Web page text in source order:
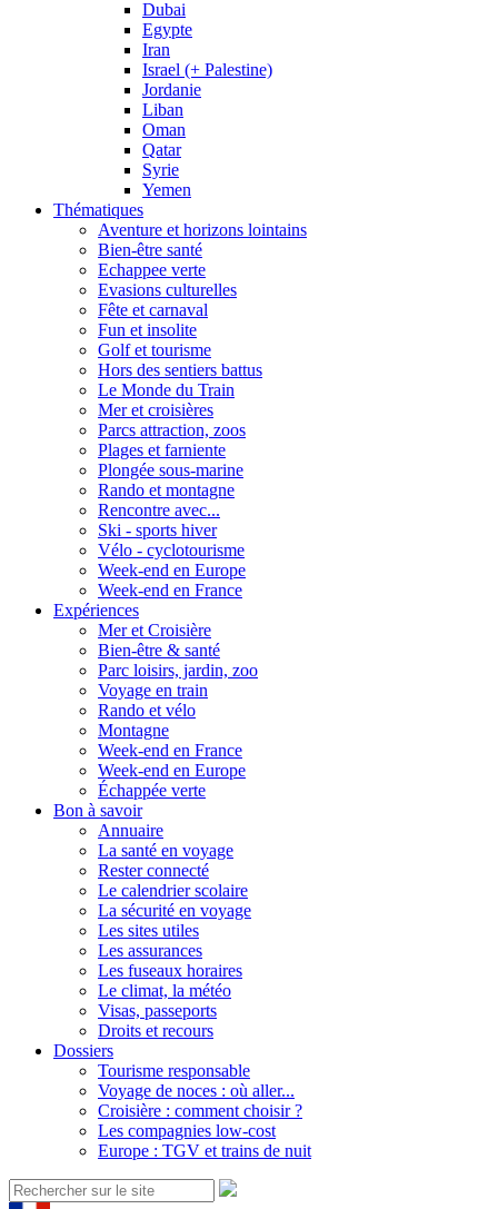
Dubai
Egypte
Iran
Israel (+ Palestine)
Jordanie
Liban
Oman
Qatar
Syrie
Yemen
Thématiques
Aventure et horizons lointains
Bien-être santé
Echappee verte
Evasions culturelles
Fête et carnaval
Fun et insolite
Golf et tourisme
Hors des sentiers battus
Le Monde du Train
Mer et croisières
Parcs attraction, zoos
Plages et farniente
Plongée sous-marine
Rando et montagne
Rencontre avec...
Ski - sports hiver
Vélo - cyclotourisme
Week-end en Europe
Week-end en France
Expériences
Mer et Croisière
Bien-être & santé
Parc loisirs, jardin, zoo
Voyage en train
Rando et vélo
Montagne
Week-end en France
Week-end en Europe
Échappée verte
Bon à savoir
Annuaire
La santé en voyage
Rester connecté
Le calendrier scolaire
La sécurité en voyage
Les sites utiles
Les assurances
Les fuseaux horaires
Le climat, la météo
Visas, passeports
Droits et recours
Dossiers
Tourisme responsable
Voyage de noces : où aller...
Croisière : comment choisir ?
Les compagnies low-cost
Europe : TGV et trains de nuit